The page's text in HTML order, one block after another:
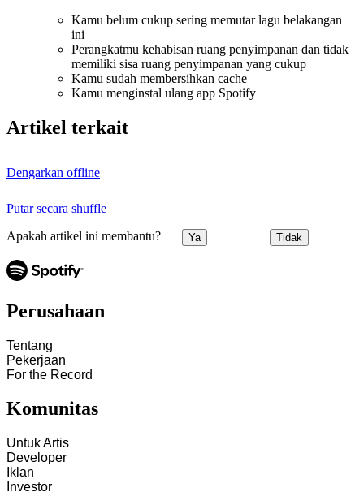
Kamu belum cukup sering memutar lagu belakangan
ini
Perangkatmu kehabisan ruang penyimpanan dan tidak
memiliki sisa ruang penyimpanan yang cukup
Kamu sudah membersihkan cache
Kamu menginstal ulang app Spotify
Artikel terkait
Dengarkan offline
Putar secara shuffle
Apakah artikel ini membantu? Ya Tidak
Perusahaan
Tentang
Pekerjaan
For the Record
Komunitas
Untuk Artis
Developer
Iklan
Investor